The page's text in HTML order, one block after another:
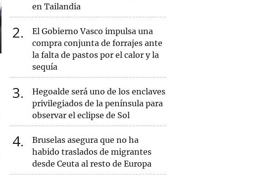
en Tailandia
2
El Gobierno Vasco impulsa una
compra conjunta de forrajes ante
la falta de pastos por el calor y la
sequía
3
Hegoalde será uno de los enclaves
privilegiados de la península para
observar el eclipse de Sol
4
Bruselas asegura que no ha
habido traslados de migrantes
desde Ceuta al resto de Europa